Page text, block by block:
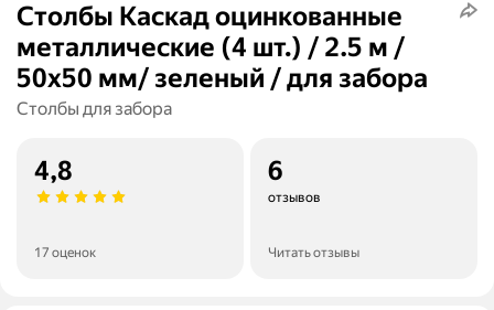
Столбы Каскад оцинкованные
металлические (4 шт.) / 2.5 м /
50х50 мм/ зеленый / для забора
Столбы для забора
4,8
17 оценок
6
отзывов
Читать отзывы